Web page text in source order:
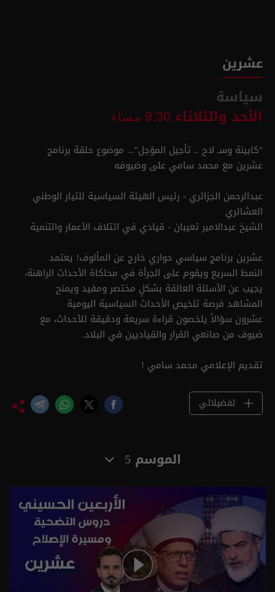
عشرين
سياسة
الأحد والثلاثاء 9:30 مساء
"كابينة وسـ لاح .. تأجيل المؤجل"... موضوع حلقة برنامج
عشرين مع محمد سامي على وضيوفه
عبدالرحمن الجزائري - رئيس الهيئة السياسية للتيار الوطني
العشائري
الشيخ عبدالامير تعيبان - قيادي في ائتلاف الأعمار والتنمية
عشرين برنامج سياسي حواري خارج عن المألوف! يعتمد
النمط السريع ويقوم على الجرأة في محاكاة الأحداث الراهنة،
يجيب عن الأسئلة العالقة بشكلٍ مختصر ومفيد ويمنح
المشاهد فرصة تلخيص الأحداث السياسية اليومية
عشرون سؤالاً يلخصون قراءة سريعة ودقيقة للأحداث، مع
ضيوف من صانعي القرار والقياديين في البلاد.
تقديم الإعلامي محمد سامي !
تفضيلاتي
الموسم 5